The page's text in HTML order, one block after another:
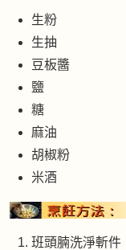
生粉
生抽
豆板醬
鹽
糖
麻油
胡椒粉
米酒
班頭腩洗淨斬件